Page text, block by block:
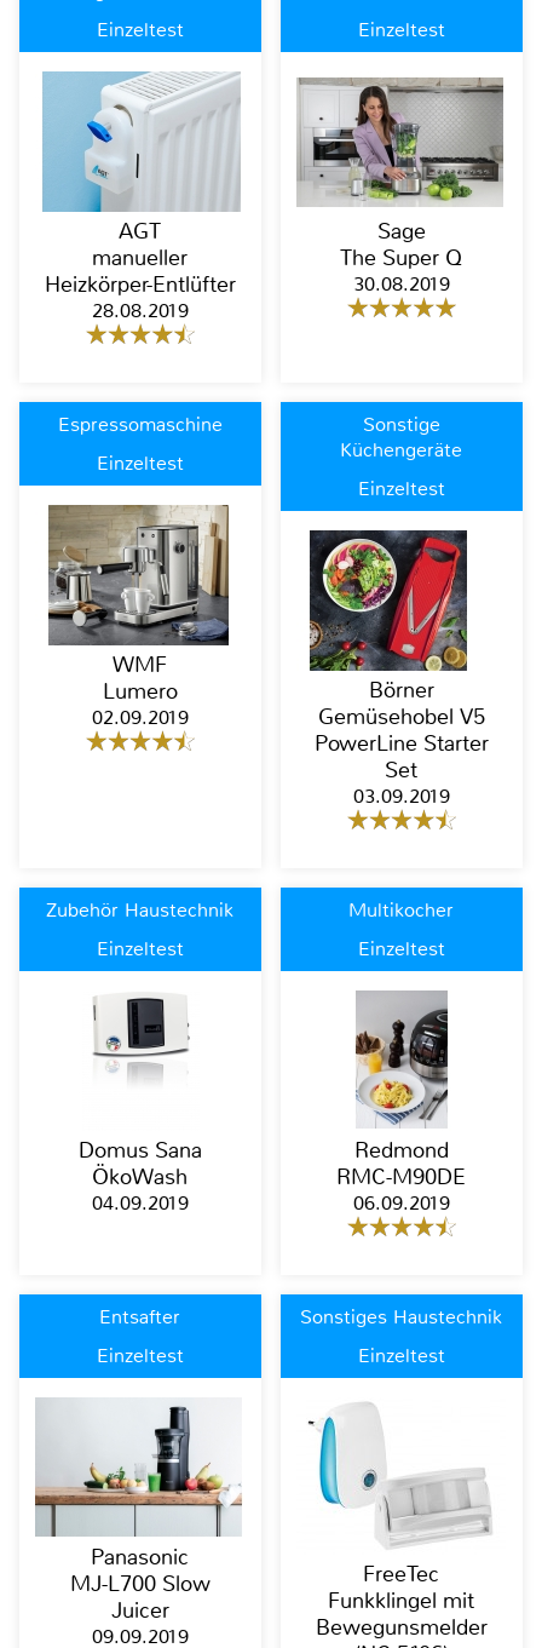
Einzeltest
AGT
manueller
Heizkörper-Entlüfter
28.08.2019
Einzeltest
Sage
The Super Q
30.08.2019
Espressomaschine
Einzeltest
WMF
Lumero
02.09.2019
Sonstige
Küchengeräte
Einzeltest
Börner
Gemüsehobel V5
PowerLine Starter
Set
03.09.2019
Zubehör Haustechnik
Einzeltest
Domus Sana
ÖkoWash
04.09.2019
Multikocher
Einzeltest
Redmond
RMC-M90DE
06.09.2019
Entsafter
Einzeltest
Panasonic
MJ-L700 Slow
Juicer
09.09.2019
Sonstiges Haustechnik
Einzeltest
FreeTec
Funkklingel mit
Bewegunsmelder